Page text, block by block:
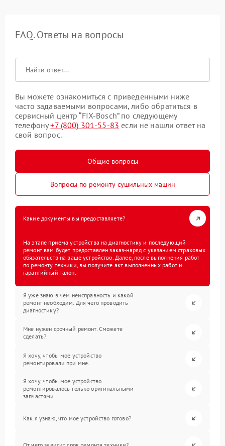
FAQ. Ответы на вопросы
Вы можете ознакомиться с приведенными ниже
часто задаваемыми вопросами, либо обратиться в
сервисный центр “FIX-Bosch” по следующему
телефону+7 (800) 301-55-83 если не нашли ответ на
свой вопрос.
Общие вопросы
Вопросы по ремонту сушильных машин
Какие документы вы предоставляете?
На этапе приема устройства на диагностику и последующий
ремонт вам будет предоставлен заказ-наряд с указанием страховых
обязательств на ваше устройство. Далее, после выполнения работ
по ремонту техники, вы получите акт выполненных работ и
гарантийный талон.
Я уже знаю в чем неисправность и какой
ремонт необходим. Для чего проводить
диагностику?
Мне нужен срочный ремонт. Сможете
сделать?
Я хочу, чтобы мое устройство
ремонтировали при мне.
Я хочу, чтобы мое устройство
ремонтировалось только оригинальными
запчастями.
Как я узнаю, что мое устройство готово?